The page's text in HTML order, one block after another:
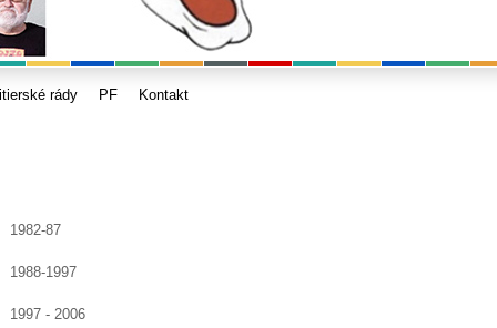
rády PF Kontakt
1982-87
1988-1997
1997 - 2006